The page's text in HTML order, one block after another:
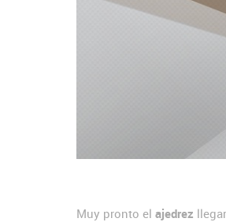
Muy pronto el ajedrez